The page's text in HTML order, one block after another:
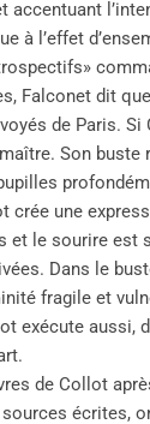
accentuant
à l’effet
Falconet dit
de Paris. Si
Son buste
crée une
et le sourire est
Dans le
fragile et
exécute aussi,
de Collot
écrites,